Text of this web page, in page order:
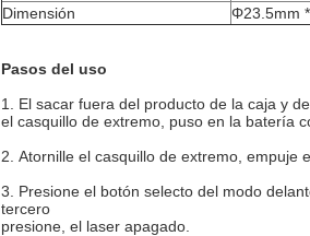
Dimensión
Φ23.5mm
Pasos del uso
1. El sacar fuera del producto de la caja y
el casquillo de extremo, puso en la batería
2. Atornille el casquillo de extremo, empuje
3. Presione el botón selecto del modo
tercero
presione, el laser apagado.